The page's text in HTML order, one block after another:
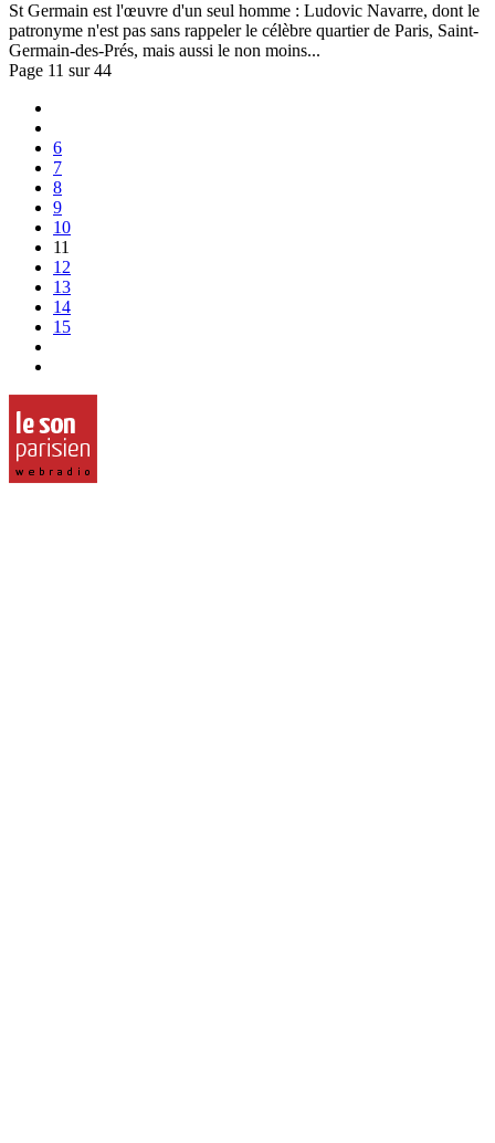
St Germain est l'œuvre d'un seul homme : Ludovic Navarre, dont le
patronyme n'est pas sans rappeler le célèbre quartier de Paris, Saint-
Germain-des-Prés, mais aussi le non moins...
Page 11 sur 44
6
7
8
9
10
11
12
13
14
15